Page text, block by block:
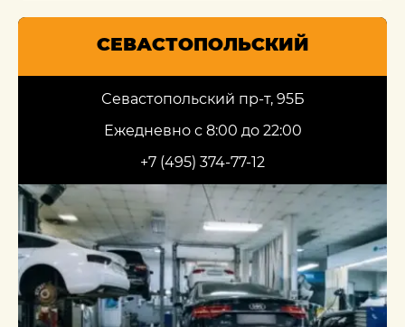
СЕВАСТОПОЛЬСКИЙ
Севастопольский пр-т, 95Б
Ежедневно с 8:00 до 22:00
+7 (495) 374-77-12